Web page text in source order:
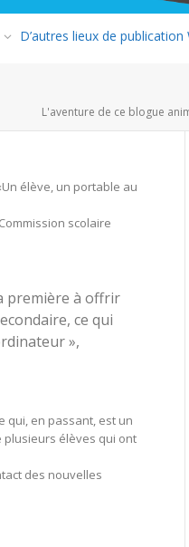
D’autres lieux de publication
L'aventure de ce blogue
élève, un portable au
scolaire
première à offrir
ce qui
»,
qui, en passant, est un
plusieurs élèves qui ont
des nouvelles